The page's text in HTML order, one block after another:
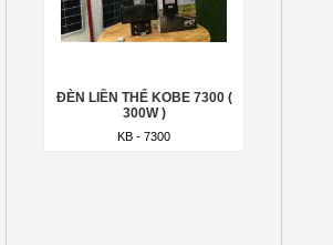
ĐÈN LIỀN THỂ KOBE 7300 (
300W )
KB - 7300